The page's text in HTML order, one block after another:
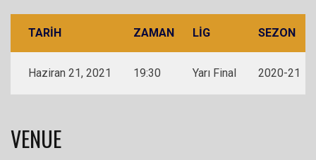
TARIH ZAMAN LIG SEZON
Haziran 21, 2021 19:30 Yarı Final 2020-21
VENUE